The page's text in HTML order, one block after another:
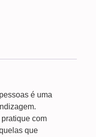
é uma
com
que